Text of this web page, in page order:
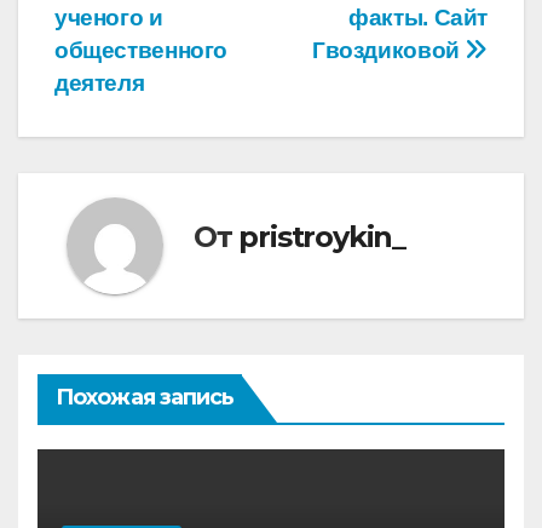
факты. Сайт
Гвоздиковой
ученого и
общественного
деятеля
От pristroykin_
Похожая запись